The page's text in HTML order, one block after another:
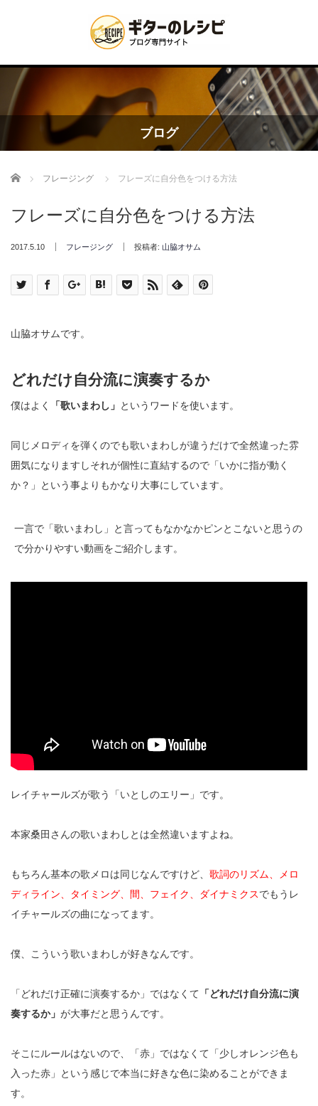
ブログ
Home フレージング フレーズに自分色をつける方法
フレーズに自分色をつける方法
2017.5.10 フレージング 投稿者: 山脇オサム
山脇オサムです。
どれだけ自分流に演奏するか
僕はよく 「歌いまわし」 というワードを使います。
同じメロディを弾くのでも歌いまわしが違うだけで全然違った雰
囲気になりますしそれが個性に直結するので「いかに指が動く
か？」という事よりもかなり大事にしています。
一言で「歌いまわし」と言ってもなかなかピンとこないと思うの
で分かりやすい動画をご紹介します。
レイチャールズが歌う「いとしのエリー」です。
本家桑田さんの歌いまわしとは全然違いますよね。
もちろん基本の歌メロは同じなんですけど、 歌詞のリズム、メロ
ディライン、タイミング、間、フェイク、ダイナミクスでもうレ
イチャールズの曲になってます。
僕、こういう歌いまわしが好きなんです。
「どれだけ正確に演奏するか」ではなくて 「どれだけ自分流に演
奏するか」 が大事だと思うんです。
そこにルールはないので、「赤」ではなくて「少しオレンジ色も
入った赤」という感じで本当に好きな色に染めることができま
す。